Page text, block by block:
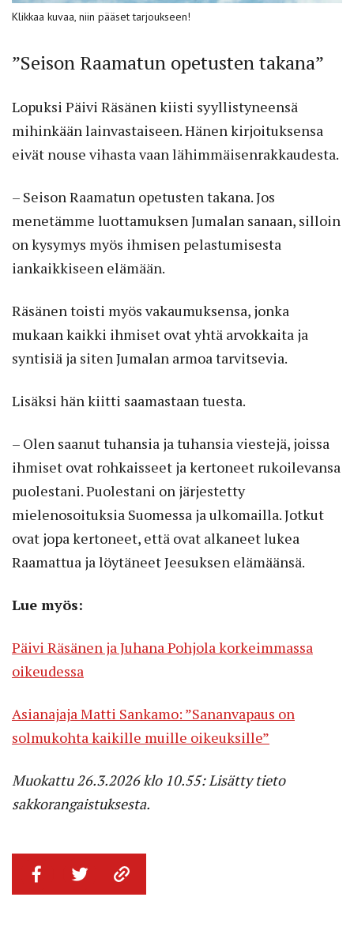
Klikkaa kuvaa, niin pääset tarjoukseen!
”Seison Raamatun opetusten takana”
Lopuksi Päivi Räsänen kiisti syyllistyneensä
mihinkään lainvastaiseen. Hänen kirjoituksensa
eivät nouse vihasta vaan lähimmäisenrakkaudesta.
– Seison Raamatun opetusten takana. Jos
menetämme luottamuksen Jumalan sanaan, silloin
on kysymys myös ihmisen pelastumisesta
iankaikkiseen elämään.
Räsänen toisti myös vakaumuksensa, jonka
mukaan kaikki ihmiset ovat yhtä arvokkaita ja
syntisiä ja siten Jumalan armoa tarvitsevia.
Lisäksi hän kiitti saamastaan tuesta.
– Olen saanut tuhansia ja tuhansia viestejä, joissa
ihmiset ovat rohkaisseet ja kertoneet rukoilevansa
puolestani. Puolestani on järjestetty
mielenosoituksia Suomessa ja ulkomailla. Jotkut
ovat jopa kertoneet, että ovat alkaneet lukea
Raamattua ja löytäneet Jeesuksen elämäänsä.
Lue myös:
Päivi Räsänen ja Juhana Pohjola korkeimmassa
oikeudessa
Asianajaja Matti Sankamo: ”Sananvapaus on
solmukohta kaikille muille oikeuksille”
Muokattu 26.3.2026 klo 10.55: Lisätty tieto
sakkorangaistuksesta.